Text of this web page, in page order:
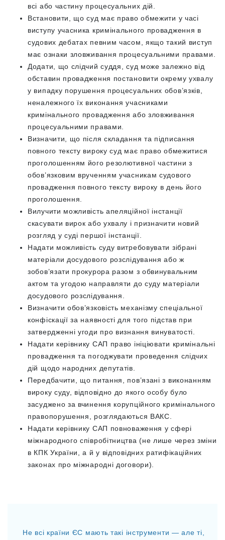
всі або частину процесуальних дій.
Встановити, що суд має право обмежити у часі
виступу учасника кримінального провадження в
судових дебатах певним часом, якщо такий виступ
має ознаки зловживання процесуальними правами.
Додати, що слідчий суддя, суд може залежно від
обставин провадження постановити окрему ухвалу
у випадку порушення процесуальних обов’язків,
неналежного їх виконання учасниками
кримінального провадження або зловживання
процесуальними правами.
Визначити, що після складання та підписання
повного тексту вироку суд має право обмежитися
проголошенням його резолютивної частини з
обов’язковим врученням учасникам судового
провадження повного тексту вироку в день його
проголошення.
Вилучити можливість апеляційної інстанції
скасувати вирок або ухвалу і призначити новий
розгляд у суді першої інстанції.
Надати можливість суду витребовувати зібрані
матеріали досудового розслідування або ж
зобов’язати прокурора разом з обвинувальним
актом та угодою направляти до суду матеріали
досудового розслідування.
Визначити обов’язковість механізму спеціальної
конфіскації за наявності для того підстав при
затвердженні угоди про визнання винуватості.
Надати керівнику САП право ініціювати кримінальні
провадження та погоджувати проведення слідчих
дій щодо народних депутатів.
Передбачити, що питання, пов’язані з виконанням
вироку суду, відповідно до якого особу було
засуджено за вчинення корупційного кримінального
правопорушення, розглядаються ВАКС.
Надати керівнику САП повноваження у сфері
міжнародного співробітництва (не лише через зміни
в КПК України, а й у відповідних ратифікаційних
законах про міжнародні договори).
Не всі країни ЄС мають такі інструменти — але ті,